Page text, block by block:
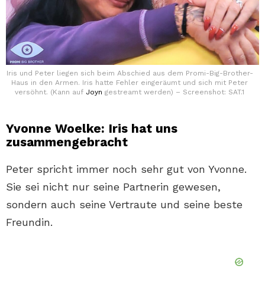
Iris und Peter liegen sich beim Abschied aus dem Promi-Big-Brother-
Haus in den Armen. Iris hatte Fehler eingeräumt und sich mit Peter
versöhnt. (Kann auf Joyn gestreamt werden) – Screenshot: SAT.1
Yvonne Woelke: Iris hat uns
zusammengebracht
Peter spricht immer noch sehr gut von Yvonne.
Sie sei nicht nur seine Partnerin gewesen,
sondern auch seine Vertraute und seine beste
Freundin.